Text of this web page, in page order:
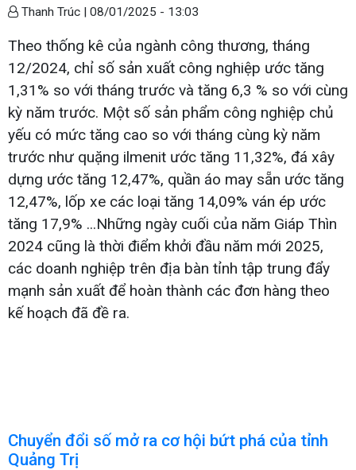
Thanh Trúc | 08/01/2025 - 13:03
Theo thống kê của ngành công thương, tháng
12/2024, chỉ số sản xuất công nghiệp ước tăng
1,31% so với tháng trước và tăng 6,3 % so với cùng
kỳ năm trước. Một số sản phẩm công nghiệp chủ
yếu có mức tăng cao so với tháng cùng kỳ năm
trước như quặng ilmenit ước tăng 11,32%, đá xây
dựng ước tăng 12,47%, quần áo may sẵn ước tăng
12,47%, lốp xe các loại tăng 14,09% ván ép ước
tăng 17,9% ...Những ngày cuối của năm Giáp Thìn
2024 cũng là thời điểm khởi đầu năm mới 2025,
các doanh nghiệp trên địa bàn tỉnh tập trung đẩy
mạnh sản xuất để hoàn thành các đơn hàng theo
kế hoạch đã đề ra.
Chuyển đổi số mở ra cơ hội bứt phá của tỉnh
Quảng Trị